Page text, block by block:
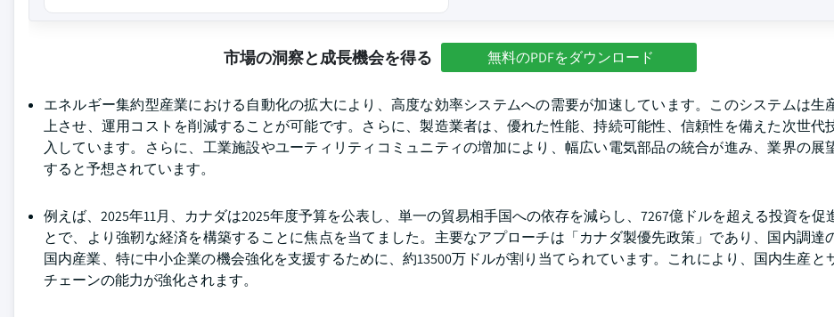
市場の洞察と成長機会を得る 無料のPDFをダウンロード
エネルギー集約型産業における自動化の拡大により、高度な効率システムへの需要が加速しています。このシステムは生
上させ、運用コストを削減することが可能です。さらに、製造業者は、優れた性能、持続可能性、信頼性を備えた次世代
入しています。さらに、工業施設やユーティリティコミュニティの増加により、幅広い電気部品の統合が進み、業界の展
すると予想されています。
例えば、2025年11月、カナダは2025年度予算を公表し、単一の貿易相手国への依存を減らし、7267億ドルを超える投資を促
とで、より強靭な経済を構築することに焦点を当てました。主要なアプローチは「カナダ製優先政策」であり、国内調達
国内産業、特に中小企業の機会強化を支援するために、約13500万ドルが割り当てられています。これにより、国内生産と
チェーンの能力が強化されます。